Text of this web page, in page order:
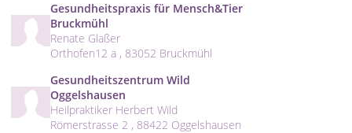
Gesundheitspraxis für Mensch&Tier
Bruckmühl
Renate Glaßer
Orthofen12 a , 83052 Bruckmühl
Gesundheitszentrum Wild
Oggelshausen
Heilpraktiker Herbert Wild
Römerstrasse 2 , 88422 Oggelshausen